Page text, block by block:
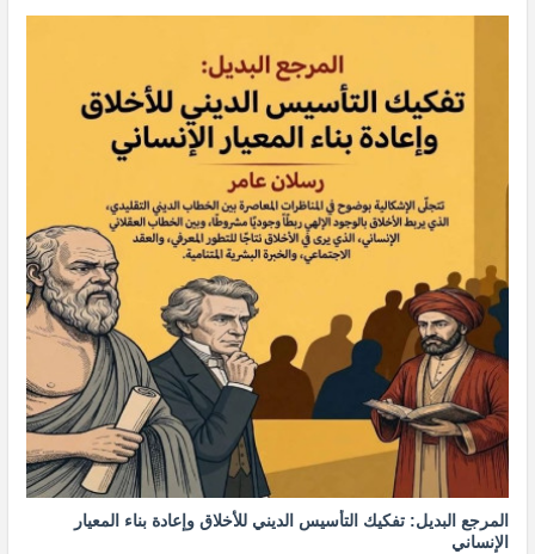
المرجع البديل: تفكيك التأسيس الديني للأخلاق وإعادة بناء المعيار
الإنساني